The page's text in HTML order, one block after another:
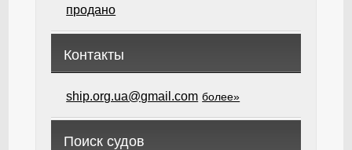
продано
Контакты
ship.org.ua@gmail.com более»
Поиск судов